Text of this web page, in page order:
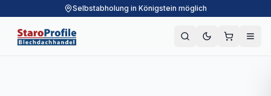
Selbstabholung in Königstein möglich